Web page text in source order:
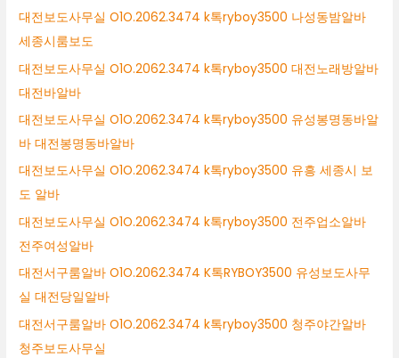
대전보도사무실 O1O.2062.3474 k톡ryboy3500 나성동밤알바
세종시룸보도
대전보도사무실 O1O.2062.3474 k톡ryboy3500 대전노래방알바
대전바알바
대전보도사무실 O1O.2062.3474 k톡ryboy3500 유성봉명동바알
바 대전봉명동바알바
대전보도사무실 O1O.2062.3474 k톡ryboy3500 유흥 세종시 보
도 알바
대전보도사무실 O1O.2062.3474 k톡ryboy3500 전주업소알바
전주여성알바
대전서구룸알바 O1O.2062.3474 K톡RYBOY3500 유성보도사무
실 대전당일알바
대전서구룸알바 O1O.2062.3474 k톡ryboy3500 청주야간알바
청주보도사무실